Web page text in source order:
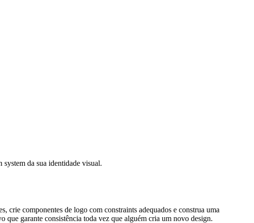
da sua identidade visual.
crie componentes de logo com constraints adequados e construa uma
que garante consistência toda vez que alguém cria um novo design.